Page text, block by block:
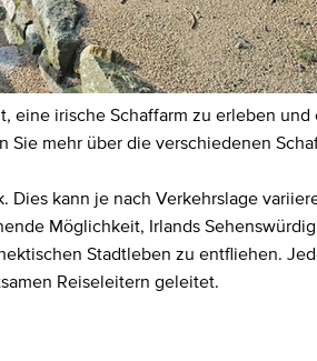
eine irische Schaffarm zu erleben und
mehr über die verschiedenen
Dies kann je nach Verkehrslage
Möglichkeit, Irlands
Stadtleben zu entfliehen.
Reiseleitern geleitet.